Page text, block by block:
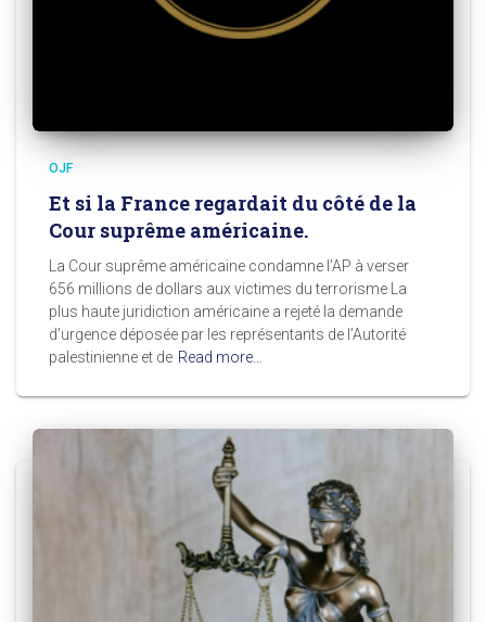
OJF
Et si la France regardait du côté de la
Cour suprême américaine.
La Cour suprême américaine condamne l’AP à verser
656 millions de dollars aux victimes du terrorisme La
plus haute juridiction américaine a rejeté la demande
d’urgence déposée par les représentants de l’Autorité
palestinienne et de Read more…